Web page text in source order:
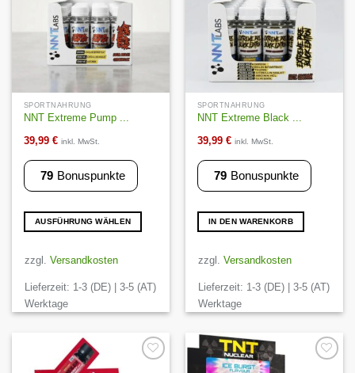
Produktseite
gewählt
werden
Produktseite
gewählt
werden
SPORTNAHRUNG
NNT Extreme Pump ...
39,99 € inkl. MwSt.
79 Bonuspunkte
AUSFÜHRUNG WÄHLEN
Produkt
mehrere
Varianten
auf.
können
zzgl. Versandkosten
Lieferzeit: 1-3 (DE) | 3-5 (AT)
Werktage
SPORTNAHRUNG
NNT Extreme Black ...
39,99 € inkl. MwSt.
79 Bonuspunkte
IN DEN WARENKORB
zzgl. Versandkosten
Lieferzeit: 1-3 (DE) | 3-5 (AT)
Werktage